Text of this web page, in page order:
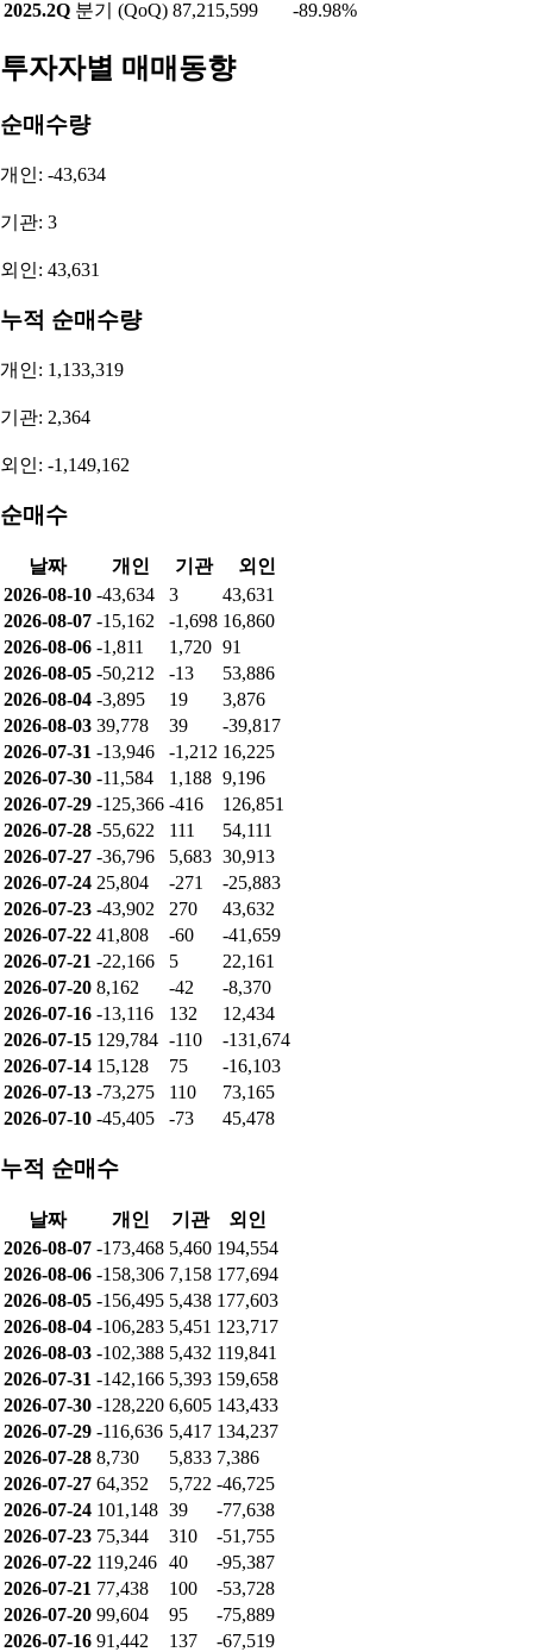
2025.2Q 분기 (QoQ) 87,215,599 -89.98%
투자자별 매매동향
순매수량
개인: -43,634
기관: 3
외인: 43,631
누적 순매수량
개인: 1,133,319
기관: 2,364
외인: -1,149,162
순매수
날짜 개인 기관
외인
2026-08-10 -43,634 3
43,631
2026-08-07 -15,162 -1,698 16,860
2026-08-06 -1,811 1,720 91
2026-08-05 -50,212 -13
53,886
2026-08-04 -3,895 19
3,876
2026-08-03 39,778 39
-39,817
2026-07-31 -13,946 -1,212 16,225
2026-07-30 -11,584 1,188 9,196
2026-07-29 -125,366 -416
126,851
2026-07-28 -55,622 111
54,111
2026-07-27 -36,796 5,683 30,913
2026-07-24 25,804 -271
-25,883
2026-07-23 -43,902 270
43,632
2026-07-22 41,808 -60
-41,659
2026-07-21 -22,166 5
22,161
2026-07-20 8,162 -42
-8,370
2026-07-16 -13,116 132
12,434
2026-07-15 129,784 -110
-131,674
2026-07-14 15,128 75
-16,103
2026-07-13 -73,275 110
73,165
2026-07-10 -45,405 -73 45,478
누적 순매수
날짜 개인 기관
외인
2026-08-07 -173,468 5,460 194,554
2026-08-06 -158,306 7,158 177,694
2026-08-05 -156,495 5,438 177,603
2026-08-04 -106,283 5,451 123,717
2026-08-03 -102,388 5,432 119,841
2026-07-31 -142,166 5,393 159,658
2026-07-30 -128,220 6,605 143,433
2026-07-29 -116,636 5,417 134,237
2026-07-28 8,730 5,833 7,386
2026-07-27 64,352 5,722 -46,725
2026-07-24 101,148 39
-77,638
2026-07-23 75,344 310
-51,755
2026-07-22 119,246 40
-95,387
2026-07-21 77,438 100
-53,728
2026-07-20 99,604 95
-75,889
2026-07-16 91,442 137
-67,519